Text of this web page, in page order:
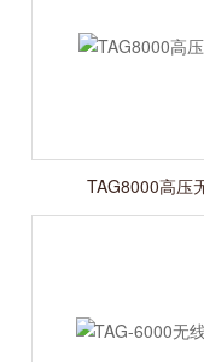
TAG8000高压